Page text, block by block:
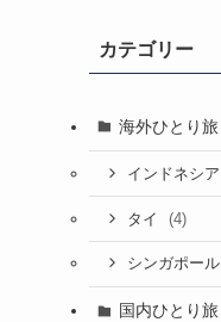
カテゴリー
海外ひとり旅
インドネシア
タイ (4)
シンガポール
国内ひとり旅